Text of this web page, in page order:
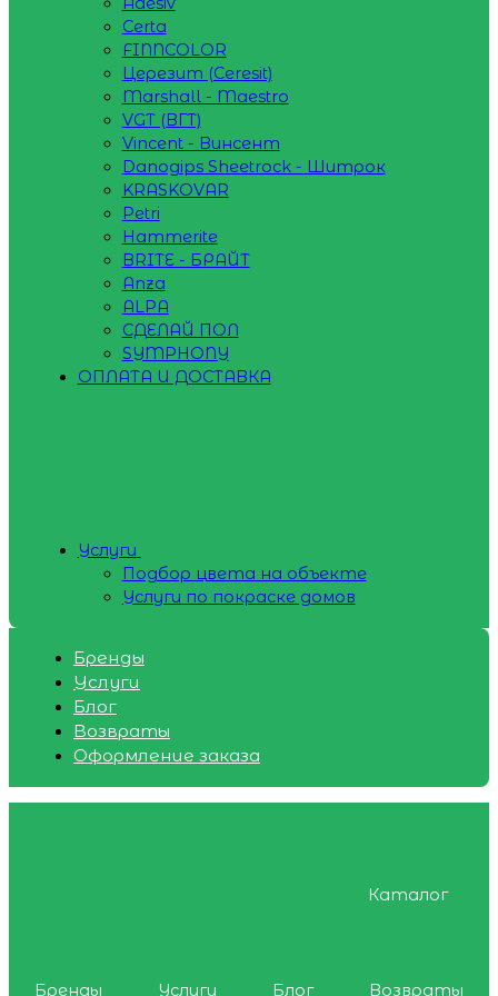
Certa
FINNCOLOR
Церезит (Ceresit)
Marshall - Maestro
VGT (ВГТ)
Vincent - Винсент
Danogips Sheetrock - Шитрок
KRASKOVAR
Petri
Hammerite
BRITE - БРАЙТ
Anza
ALPA
СДЕЛАЙ ПОЛ
SYMPHONY
ОПЛАТА И ДОСТАВКА
Услуги
Подбор цвета на объекте
Услуги по покраске домов
Бренды
Услуги
Блог
Возвраты
Оформление заказа
Каталог
Бренды Услуги Блог
Возвраты